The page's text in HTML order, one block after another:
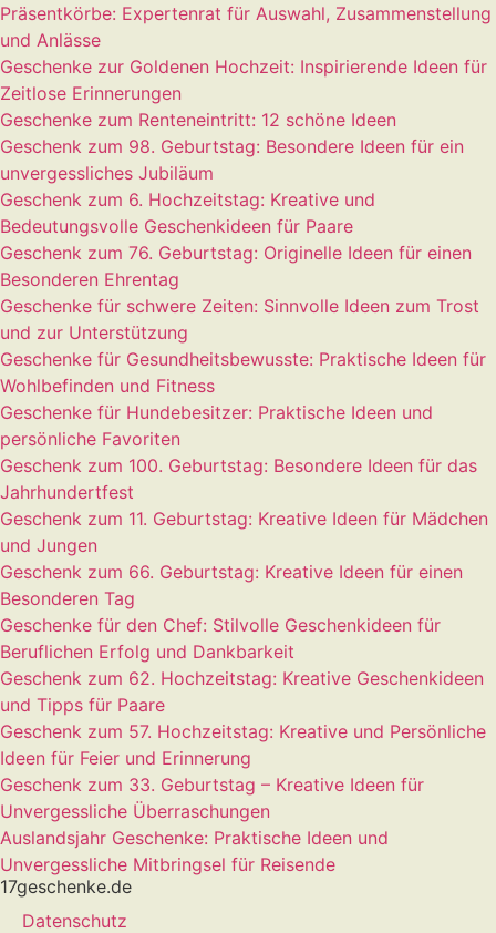
Präsentkörbe: Expertenrat für Auswahl, Zusammenstellung
und Anlässe
Geschenke zur Goldenen Hochzeit: Inspirierende Ideen für
Zeitlose Erinnerungen
Geschenke zum Renteneintritt: 12 schöne Ideen
Geschenk zum 98. Geburtstag: Besondere Ideen für ein
unvergessliches Jubiläum
Geschenk zum 6. Hochzeitstag: Kreative und
Bedeutungsvolle Geschenkideen für Paare
Geschenk zum 76. Geburtstag: Originelle Ideen für einen
Besonderen Ehrentag
Geschenke für schwere Zeiten: Sinnvolle Ideen zum Trost
und zur Unterstützung
Geschenke für Gesundheitsbewusste: Praktische Ideen für
Wohlbefinden und Fitness
Geschenke für Hundebesitzer: Praktische Ideen und
persönliche Favoriten
Geschenk zum 100. Geburtstag: Besondere Ideen für das
Jahrhundertfest
Geschenk zum 11. Geburtstag: Kreative Ideen für Mädchen
und Jungen
Geschenk zum 66. Geburtstag: Kreative Ideen für einen
Besonderen Tag
Geschenke für den Chef: Stilvolle Geschenkideen für
Beruflichen Erfolg und Dankbarkeit
Geschenk zum 62. Hochzeitstag: Kreative Geschenkideen
und Tipps für Paare
Geschenk zum 57. Hochzeitstag: Kreative und Persönliche
Ideen für Feier und Erinnerung
Geschenk zum 33. Geburtstag – Kreative Ideen für
Unvergessliche Überraschungen
Auslandsjahr Geschenke: Praktische Ideen und
Unvergessliche Mitbringsel für Reisende
17geschenke.de
Datenschutz